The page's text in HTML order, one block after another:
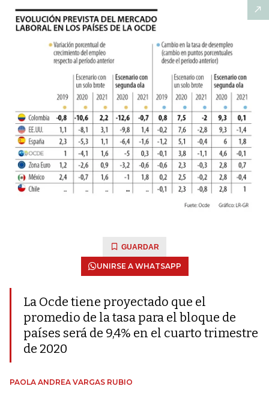
GUARDAR
UNIRSE A WHATSAPP
La Ocde tiene proyectado que el
promedio de la tasa para el bloque de
países será de 9,4% en el cuarto trimestre
de 2020
PAOLA ANDREA VARGAS RUBIO